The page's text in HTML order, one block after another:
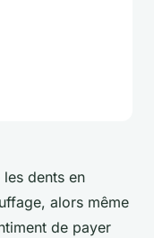
dents en
alors même
de payer